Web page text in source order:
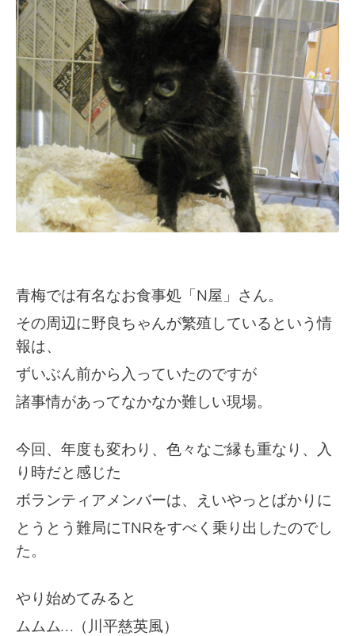
青梅では有名なお食事処「N屋」さん。
その周辺に野良ちゃんが繁殖している という情
報は、
ずいぶん前から入っていたのですが
諸事情があってなかなか難しい現場。
今回、年度も変わり、色々なご縁も重なり、入
り時だと感じた
ボランティアメンバーは、えいやっとばかりに
とうとう難局にTNRをすべく乗り出したのでし
た。
やり始めてみると
ムムム…（川平慈英風）